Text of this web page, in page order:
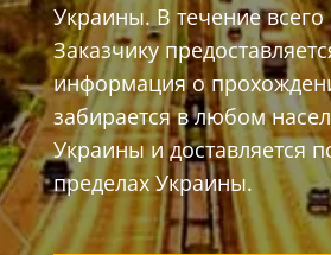
Украины. В течение
Заказчику
информация о
забирается в любом
Украины и доставляется
пределах Украины.